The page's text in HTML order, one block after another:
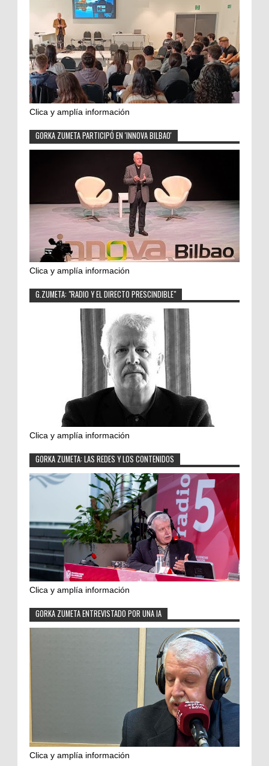
Clica y amplía información
GORKA ZUMETA PARTICIPÓ EN 'INNOVA BILBAO'
Clica y amplía información
G.ZUMETA: "RADIO Y EL DIRECTO PRESCINDIBLE"
Clica y amplía información
GORKA ZUMETA: LAS REDES Y LOS CONTENIDOS
Clica y amplía información
GORKA ZUMETA ENTREVISTADO POR UNA IA
Clica y amplía información